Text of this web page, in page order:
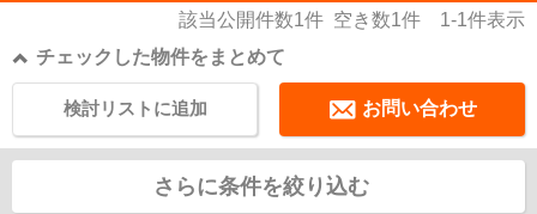
該当公開件数1件 空き数1件 1-1件表示
チェックした物件をまとめて
お問い合わせ
検討リストに追加
さらに条件を絞り込む